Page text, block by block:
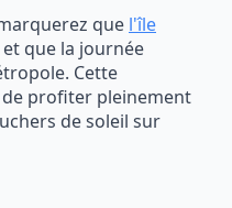
que l'île
et que la journée
Cette
profiter pleinement
de soleil sur